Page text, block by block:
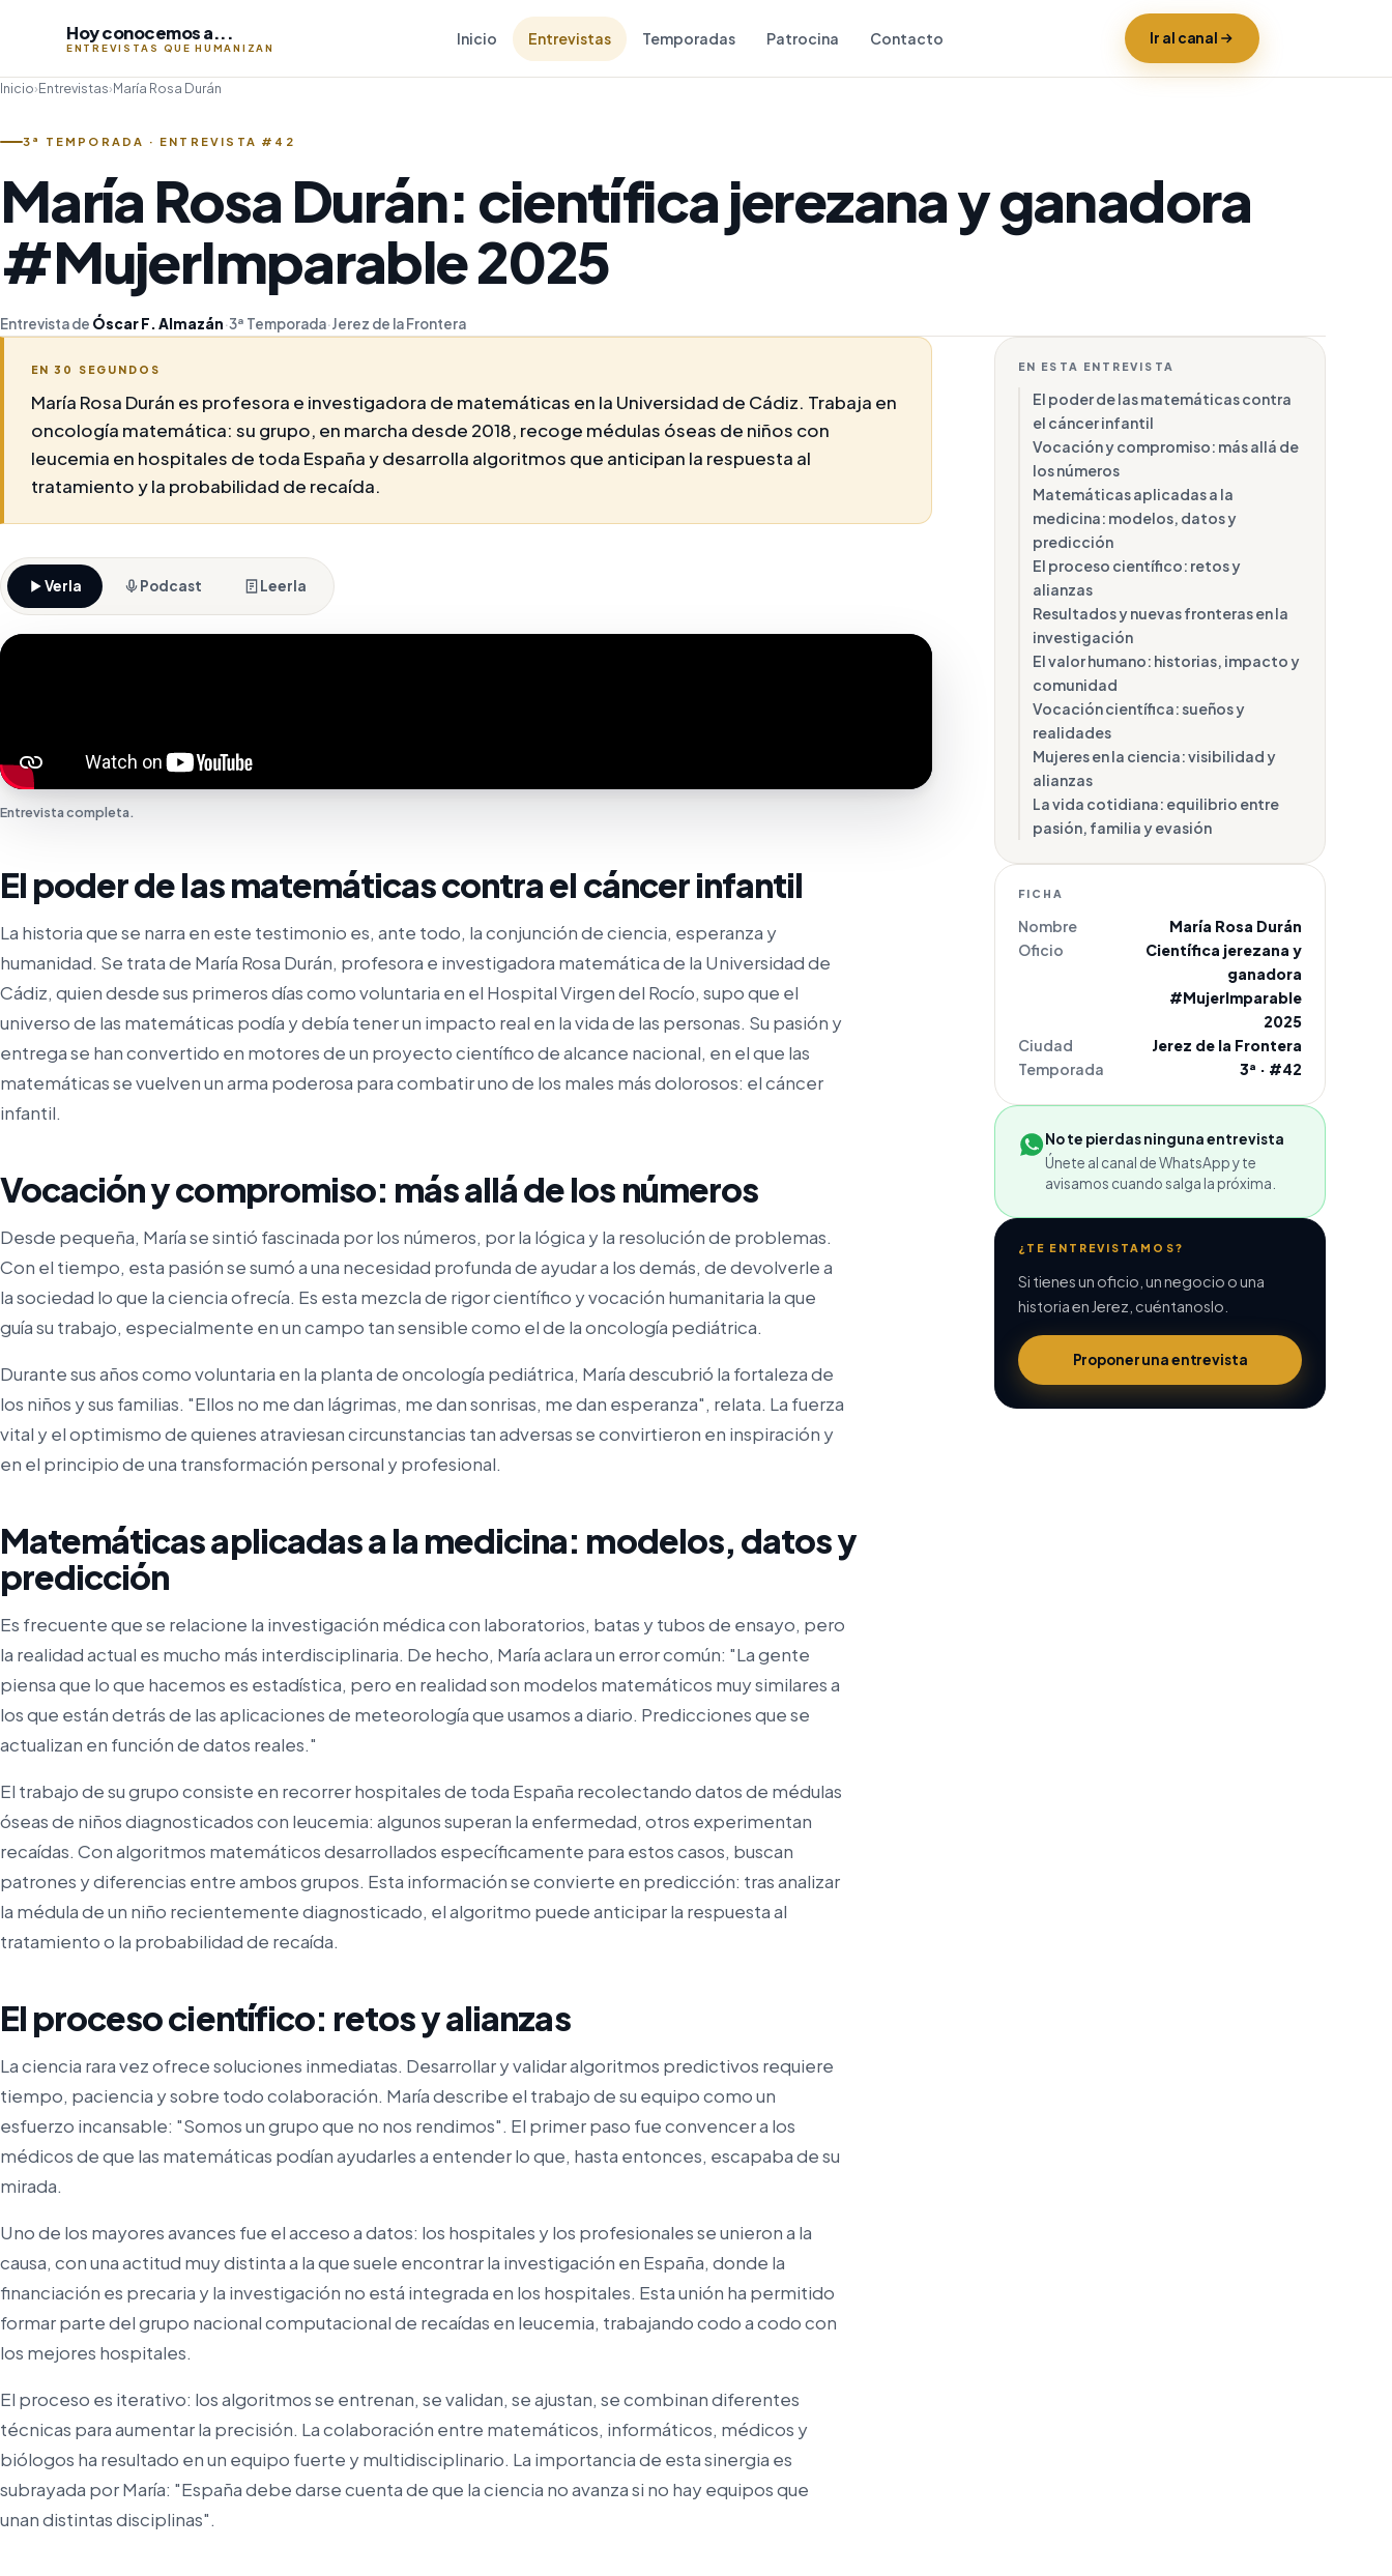
Hoy conocemos a...
ENTREVISTAS QUE HUMANIZAN
Inicio Entrevistas Temporadas Patrocina Contacto Ir al canal
Inicio›Entrevistas›María Rosa Durán
3ª TEMPORADA · ENTREVISTA #42
María Rosa Durán: científica jerezana y ganadora
#MujerImparable 2025
Entrevista de Óscar F. Almazán·3ª Temporada·Jerez de la Frontera
EN 30 SEGUNDOS
María Rosa Durán es profesora e investigadora de matemáticas en la Universidad de Cádiz. Trabaja en
oncología matemática: su grupo, en marcha desde 2018, recoge médulas óseas de niños con
leucemia en hospitales de toda España y desarrolla algoritmos que anticipan la respuesta al
tratamiento y la probabilidad de recaída.
Verla Podcast Leerla
Entrevista completa.
El poder de las matemáticas contra el cáncer infantil
La historia que se narra en este testimonio es, ante todo, la conjunción de ciencia, esperanza y
humanidad. Se trata de María Rosa Durán, profesora e investigadora matemática de la Universidad de
Cádiz, quien desde sus primeros días como voluntaria en el Hospital Virgen del Rocío, supo que el
universo de las matemáticas podía y debía tener un impacto real en la vida de las personas. Su pasión y
entrega se han convertido en motores de un proyecto científico de alcance nacional, en el que las
matemáticas se vuelven un arma poderosa para combatir uno de los males más dolorosos: el cáncer
infantil.
Vocación y compromiso: más allá de los números
Desde pequeña, María se sintió fascinada por los números, por la lógica y la resolución de problemas.
Con el tiempo, esta pasión se sumó a una necesidad profunda de ayudar a los demás, de devolverle a
la sociedad lo que la ciencia ofrecía. Es esta mezcla de rigor científico y vocación humanitaria la que
guía su trabajo, especialmente en un campo tan sensible como el de la oncología pediátrica.
Durante sus años como voluntaria en la planta de oncología pediátrica, María descubrió la fortaleza de
los niños y sus familias. "Ellos no me dan lágrimas, me dan sonrisas, me dan esperanza", relata. La fuerza
vital y el optimismo de quienes atraviesan circunstancias tan adversas se convirtieron en inspiración y
en el principio de una transformación personal y profesional.
Matemáticas aplicadas a la medicina: modelos, datos y
predicción
Es frecuente que se relacione la investigación médica con laboratorios, batas y tubos de ensayo, pero
la realidad actual es mucho más interdisciplinaria. De hecho, María aclara un error común: "La gente
piensa que lo que hacemos es estadística, pero en realidad son modelos matemáticos muy similares a
los que están detrás de las aplicaciones de meteorología que usamos a diario. Predicciones que se
actualizan en función de datos reales."
El trabajo de su grupo consiste en recorrer hospitales de toda España recolectando datos de médulas
óseas de niños diagnosticados con leucemia: algunos superan la enfermedad, otros experimentan
recaídas. Con algoritmos matemáticos desarrollados específicamente para estos casos, buscan
patrones y diferencias entre ambos grupos. Esta información se convierte en predicción: tras analizar
la médula de un niño recientemente diagnosticado, el algoritmo puede anticipar la respuesta al
tratamiento o la probabilidad de recaída.
El proceso científico: retos y alianzas
La ciencia rara vez ofrece soluciones inmediatas. Desarrollar y validar algoritmos predictivos requiere
tiempo, paciencia y sobre todo colaboración. María describe el trabajo de su equipo como un
esfuerzo incansable: "Somos un grupo que no nos rendimos". El primer paso fue convencer a los
médicos de que las matemáticas podían ayudarles a entender lo que, hasta entonces, escapaba de su
mirada.
Uno de los mayores avances fue el acceso a datos: los hospitales y los profesionales se unieron a la
causa, con una actitud muy distinta a la que suele encontrar la investigación en España, donde la
financiación es precaria y la investigación no está integrada en los hospitales. Esta unión ha permitido
formar parte del grupo nacional computacional de recaídas en leucemia, trabajando codo a codo con
los mejores hospitales.
El proceso es iterativo: los algoritmos se entrenan, se validan, se ajustan, se combinan diferentes
técnicas para aumentar la precisión. La colaboración entre matemáticos, informáticos, médicos y
biólogos ha resultado en un equipo fuerte y multidisciplinario. La importancia de esta sinergia es
subrayada por María: "España debe darse cuenta de que la ciencia no avanza si no hay equipos que
unan distintas disciplinas".
EN ESTA ENTREVISTA
El poder de las matemáticas contra
el cáncer infantil
Vocación y compromiso: más allá de
los números
Matemáticas aplicadas a la
medicina: modelos, datos y
predicción
El proceso científico: retos y
alianzas
Resultados y nuevas fronteras en la
investigación
El valor humano: historias, impacto y
comunidad
Vocación científica: sueños y
realidades
Mujeres en la ciencia: visibilidad y
alianzas
La vida cotidiana: equilibrio entre
pasión, familia y evasión
FICHA
Nombre
María Rosa Durán
Oficio
Científica jerezana y
ganadora
#MujerImparable
2025
Ciudad
Jerez de la Frontera
Temporada
3ª · #42
No te pierdas ninguna entrevista
Únete al canal de WhatsApp y te
avisamos cuando salga la próxima.
¿TE ENTREVISTAMOS?
Si tienes un oficio, un negocio o una
historia en Jerez, cuéntanoslo.
Proponer una entrevista